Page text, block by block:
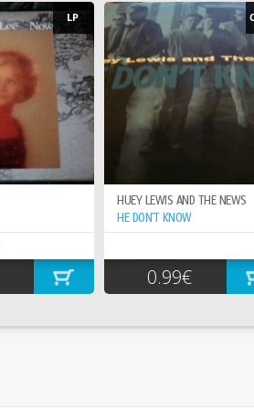
LP
HUEY LEWIS AND THE NEWS
HE DON`T KNOW
0.99€